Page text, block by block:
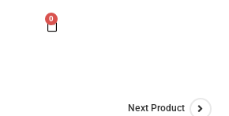
0
Next Product